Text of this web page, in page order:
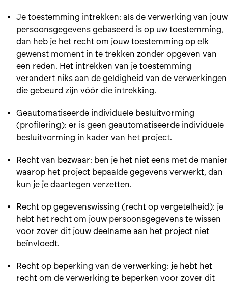
Je toestemming intrekken: als de verwerking van jouw
persoonsgegevens gebaseerd is op uw toestemming,
dan heb je het recht om jouw toestemming op elk
gewenst moment in te trekken zonder opgeven van
een reden. Het intrekken van je toestemming
verandert niks aan de geldigheid van de verwerkingen
die gebeurd zijn vóór die intrekking.
Geautomatiseerde individuele besluitvorming
(profilering): er is geen geautomatiseerde individuele
besluitvorming in kader van het project.
Recht van bezwaar: ben je het niet eens met de manier
waarop het project bepaalde gegevens verwerkt, dan
kun je je daartegen verzetten.
Recht op gegevenswissing (recht op vergetelheid): je
hebt het recht om jouw persoonsgegevens te wissen
voor zover dit jouw deelname aan het project niet
beïnvloedt.
Recht op beperking van de verwerking: je hebt het
recht om de verwerking te beperken voor zover dit